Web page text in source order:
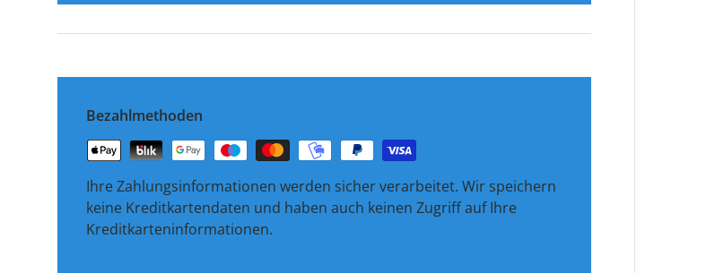
Bezahlmethoden
Ihre Zahlungsinformationen werden sicher verarbeitet. Wir speichern
keine Kreditkartendaten und haben auch keinen Zugriff auf Ihre
Kreditkarteninformationen.